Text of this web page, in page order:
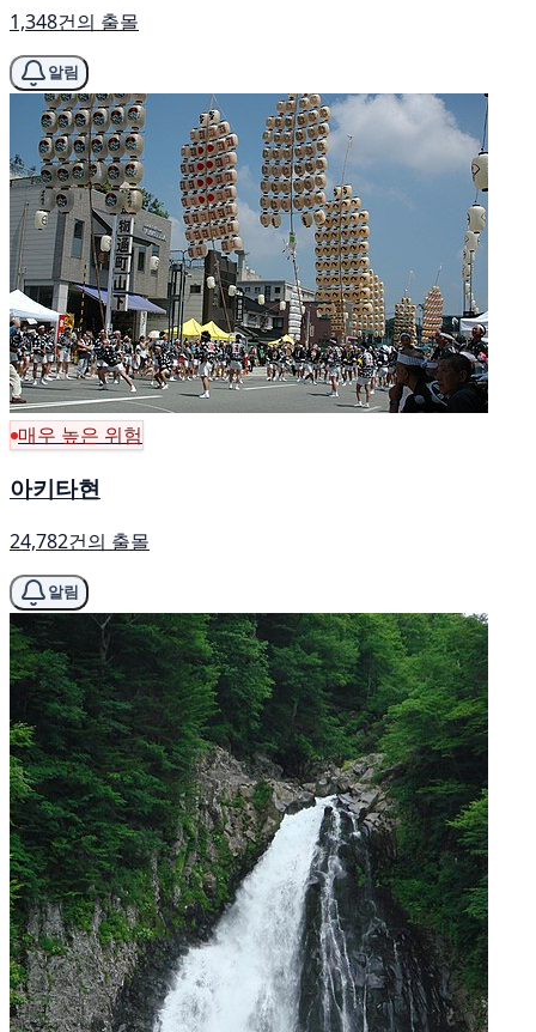
1,348건의 출몰
알림
매우 높은 위험
아키타현
24,782건의 출몰
알림